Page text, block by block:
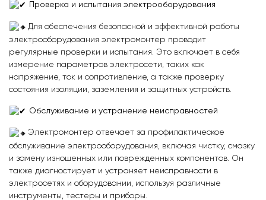
Проверка и испытания электрооборудования
Для обеспечения безопасной и эффективной работы
электрооборудования электромонтер проводит
регулярные проверки и испытания. Это включает в себя
измерение параметров электросети, таких как
напряжение, ток и сопротивление, а также проверку
состояния изоляции, заземления и защитных устройств.
Обслуживание и устранение неисправностей
Электромонтер отвечает за профилактическое
обслуживание электрооборудования, включая чистку, смазку
и замену изношенных или поврежденных компонентов. Он
также диагностирует и устраняет неисправности в
электросетях и оборудовании, используя различные
инструменты, тестеры и приборы.